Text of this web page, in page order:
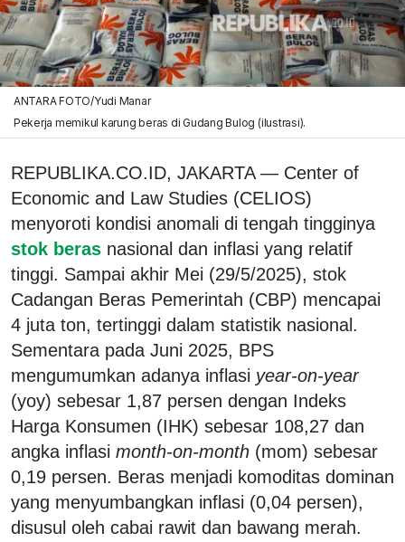
ANTARA FOTO/Yudi Manar
Pekerja memikul karung beras di Gudang Bulog (ilustrasi).
REPUBLIKA.CO.ID, JAKARTA — Center of
Economic and Law Studies (CELIOS)
menyoroti kondisi anomali di tengah tingginya
stok beras nasional dan inflasi yang relatif
tinggi. Sampai akhir Mei (29/5/2025), stok
Cadangan Beras Pemerintah (CBP) mencapai
4 juta ton, tertinggi dalam statistik nasional.
Sementara pada Juni 2025, BPS
mengumumkan adanya inflasi year-on-year
(yoy) sebesar 1,87 persen dengan Indeks
Harga Konsumen (IHK) sebesar 108,27 dan
angka inflasi month-on-month (mom) sebesar
0,19 persen. Beras menjadi komoditas dominan
yang menyumbangkan inflasi (0,04 persen),
disusul oleh cabai rawit dan bawang merah.